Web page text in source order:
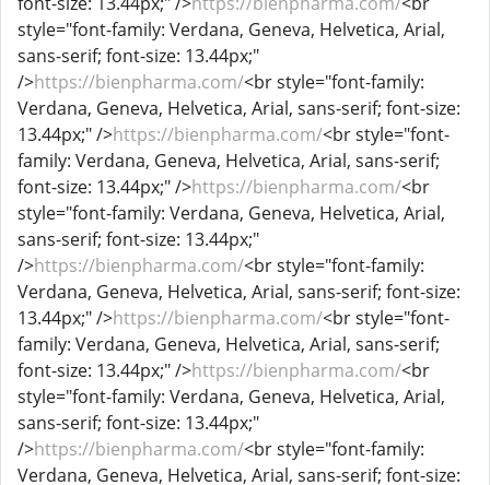
style="font-family: Verdana, Geneva, Helvetica, Arial,
sans-serif; font-size: 13.44px;"
/>https://bienpharma.com/<br style="font-family:
Verdana, Geneva, Helvetica, Arial, sans-serif; font-size:
13.44px;" />https://bienpharma.com/<br style="font-
family: Verdana, Geneva, Helvetica, Arial, sans-serif;
font-size: 13.44px;" />https://bienpharma.com/<br
style="font-family: Verdana, Geneva, Helvetica, Arial,
sans-serif; font-size: 13.44px;"
/>https://bienpharma.com/<br style="font-family:
Verdana, Geneva, Helvetica, Arial, sans-serif; font-size:
13.44px;" />https://bienpharma.com/<br style="font-
family: Verdana, Geneva, Helvetica, Arial, sans-serif;
font-size: 13.44px;" />https://bienpharma.com/<br
style="font-family: Verdana, Geneva, Helvetica, Arial,
sans-serif; font-size: 13.44px;"
/>https://bienpharma.com/<br style="font-family:
Verdana, Geneva, Helvetica, Arial, sans-serif; font-size: